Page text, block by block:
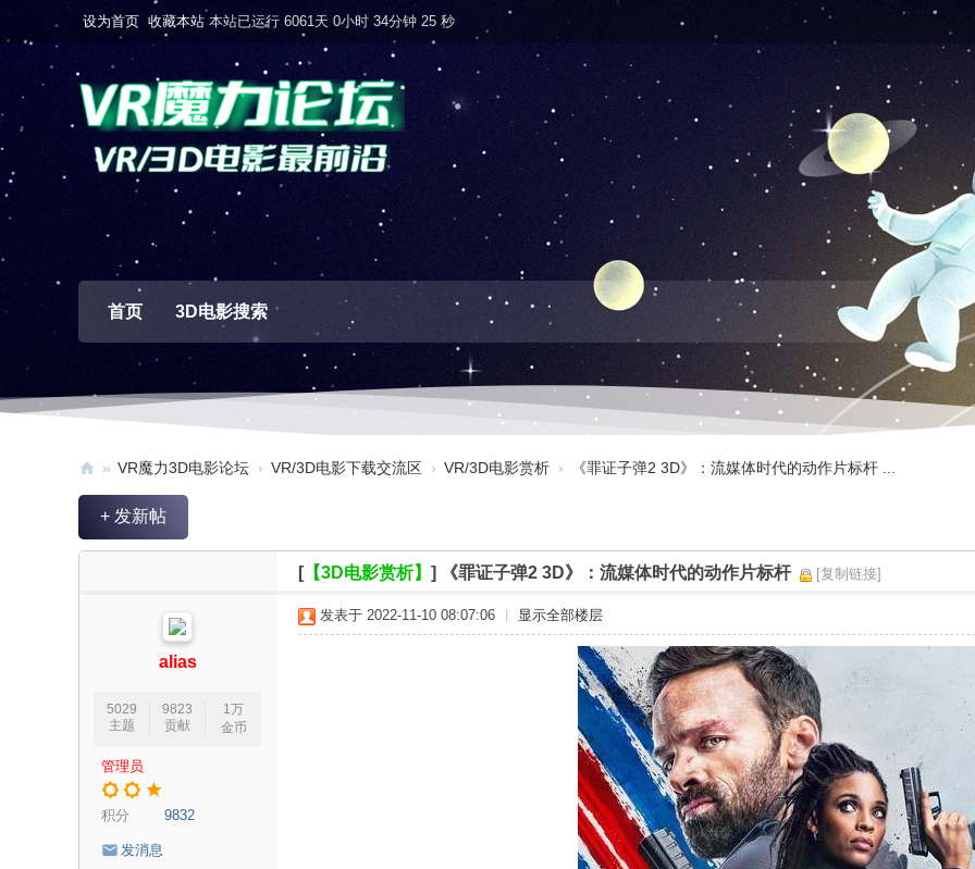
设为首页 收藏本站 本站已运行 6061天 0小时 34分钟 26 秒
首页 3D电影搜索
V
» VR魔力3D电影论坛 › VR/3D电影下载交流区 › VR/3D电影赏析 › 《罪证子弹2 3D》：流媒体时代的动作片标杆 ...
+ 发新帖
[【3D电影赏析】 ] 《罪证子弹2 3D》：流媒体时代的动作片标杆 [复制链接]
alias
5029
主题
9823
贡献
1万
金币
管理员
积分 9832
发消息
发表于 2022-11-10 08:07:06 显示全部楼层